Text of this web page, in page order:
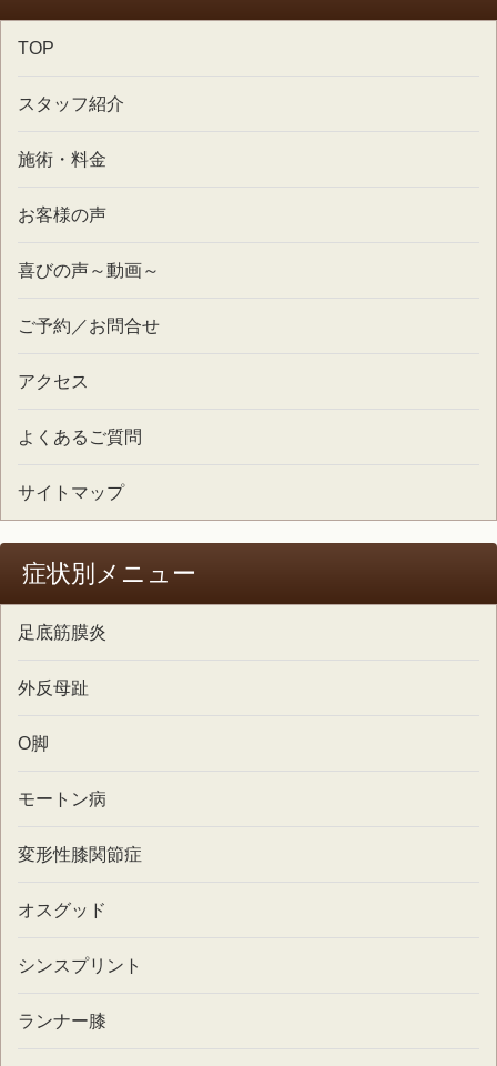
TOP
スタッフ紹介
施術・料金
お客様の声
喜びの声～動画～
ご予約／お問合せ
アクセス
よくあるご質問
サイトマップ
症状別メニュー
足底筋膜炎
外反母趾
O脚
モートン病
変形性膝関節症
オスグッド
シンスプリント
ランナー膝